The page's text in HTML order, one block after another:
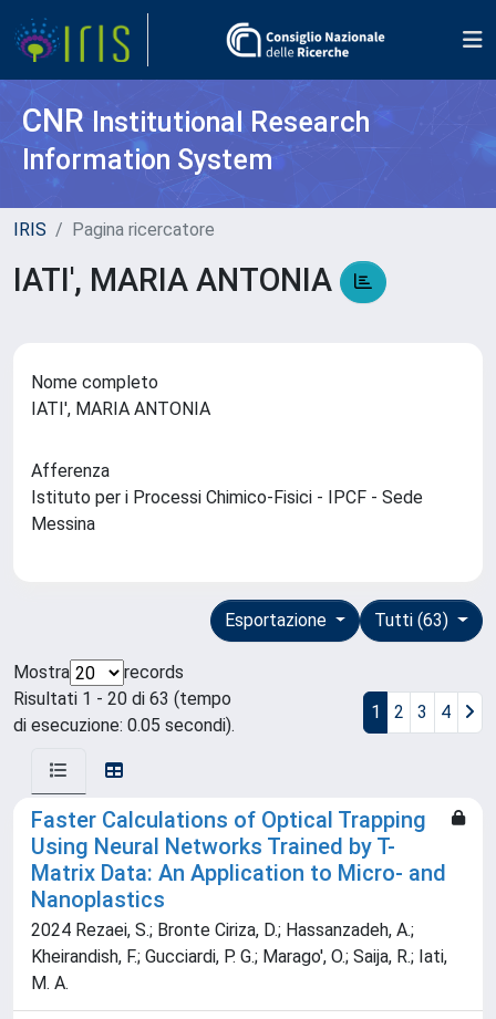
CNR Institutional Research
Information System
IRIS Pagina ricercatore
IATI', MARIA ANTONIA
Nome completo
IATI', MARIA ANTONIA
Afferenza
Istituto per i Processi Chimico-Fisici - IPCF - Sede
Messina
Tutti (63)
Esportazione
Mostra
records
Risultati 1 - 20 di 63 (tempo
di esecuzione: 0.05 secondi).
1 2 3 4
Faster Calculations of Optical Trapping
Using Neural Networks Trained by T-
Matrix Data: An Application to Micro- and
Nanoplastics
2024 Rezaei, S.; Bronte Ciriza, D.; Hassanzadeh, A.;
Kheirandish, F.; Gucciardi, P. G.; Marago', O.; Saija, R.; Iati,
M. A.